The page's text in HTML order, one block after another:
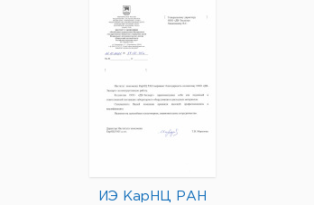
ИЭ КарНЦ РАН